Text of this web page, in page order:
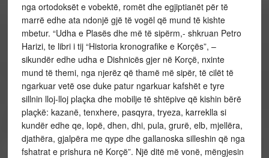
nga ortodoksët e vobektë, romët dhe egjiptianët për të
marrë edhe ata ndonjë gjë të vogël që mund të kishte
mbetur. “Udha e Plasës dhe më të sipërm,- shkruan Petro
Harizi, te libri i tij “Historia kronografike e Korçës”, –
sikundër edhe udha e Dishnicës gjer në Korçë, nxinte
mund të themi, nga njerëz që thamë më sipër, të cilët të
ngarkuar vetë ose duke patur ngarkuar kafshët e tyre
sillnin lloj-lloj plaçka dhe mobilje të shtëpive që kishin bërë
plaçkë: kazanë, tenxhere, pasqyra, tryeza, karreklla si
kundër edhe qe, lopë, dhen, dhi, pula, grurë, elb, mjellëra,
djathëra, gjalpëra me qype dhe gallanoska silleshin që nga
fshatrat e prishura në Korçë”. Një ditë më vonë, mëngjesin